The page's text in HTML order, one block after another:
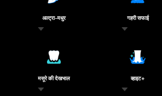
अल्ट्रा-मधुर गहरी सफाई
मसूरे की देखभाल व्हाइट+